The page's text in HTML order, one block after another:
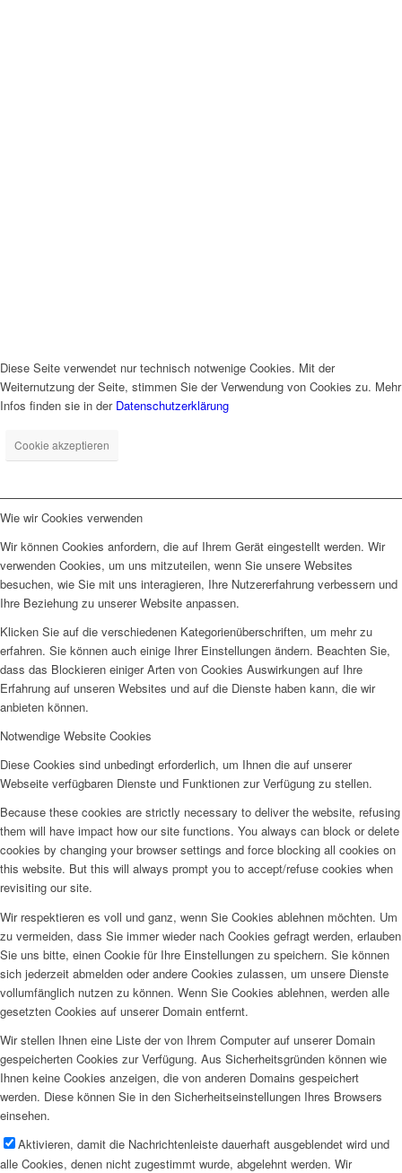
Diese Seite verwendet nur technisch notwenige Cookies. Mit der
Weiternutzung der Seite, stimmen Sie der Verwendung von Cookies zu. Mehr
Infos finden sie in der Datenschutzerklärung
Cookie akzeptieren
Wie wir Cookies verwenden
Wir können Cookies anfordern, die auf Ihrem Gerät eingestellt werden. Wir
verwenden Cookies, um uns mitzuteilen, wenn Sie unsere Websites
besuchen, wie Sie mit uns interagieren, Ihre Nutzererfahrung verbessern und
Ihre Beziehung zu unserer Website anpassen.
Klicken Sie auf die verschiedenen Kategorienüberschriften, um mehr zu
erfahren. Sie können auch einige Ihrer Einstellungen ändern. Beachten Sie,
dass das Blockieren einiger Arten von Cookies Auswirkungen auf Ihre
Erfahrung auf unseren Websites und auf die Dienste haben kann, die wir
anbieten können.
Notwendige Website Cookies
Diese Cookies sind unbedingt erforderlich, um Ihnen die auf unserer
Webseite verfügbaren Dienste und Funktionen zur Verfügung zu stellen.
Because these cookies are strictly necessary to deliver the website, refusing
them will have impact how our site functions. You always can block or delete
cookies by changing your browser settings and force blocking all cookies on
this website. But this will always prompt you to accept/refuse cookies when
revisiting our site.
Wir respektieren es voll und ganz, wenn Sie Cookies ablehnen möchten. Um
zu vermeiden, dass Sie immer wieder nach Cookies gefragt werden, erlauben
Sie uns bitte, einen Cookie für Ihre Einstellungen zu speichern. Sie können
sich jederzeit abmelden oder andere Cookies zulassen, um unsere Dienste
vollumfänglich nutzen zu können. Wenn Sie Cookies ablehnen, werden alle
gesetzten Cookies auf unserer Domain entfernt.
Wir stellen Ihnen eine Liste der von Ihrem Computer auf unserer Domain
gespeicherten Cookies zur Verfügung. Aus Sicherheitsgründen können wie
Ihnen keine Cookies anzeigen, die von anderen Domains gespeichert
werden. Diese können Sie in den Sicherheitseinstellungen Ihres Browsers
einsehen.
Aktivieren, damit die Nachrichtenleiste dauerhaft ausgeblendet wird und
alle Cookies, denen nicht zugestimmt wurde, abgelehnt werden. Wir